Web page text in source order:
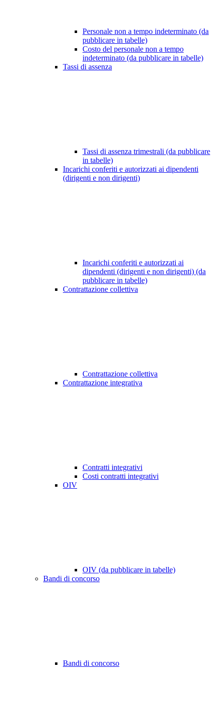
Personale non a tempo indeterminato (da
pubblicare in tabelle)
Costo del personale non a tempo
indeterminato (da pubblicare in tabelle)
Tassi di assenza
Tassi di assenza trimestrali (da pubblicare
in tabelle)
Incarichi conferiti e autorizzati ai dipendenti
(dirigenti e non dirigenti)
Incarichi conferiti e autorizzati ai
dipendenti (dirigenti e non dirigenti) (da
pubblicare in tabelle)
Contrattazione collettiva
Contrattazione collettiva
Contrattazione integrativa
Contratti integrativi
Costi contratti integrativi
OIV
OIV (da pubblicare in tabelle)
Bandi di concorso
Bandi di concorso